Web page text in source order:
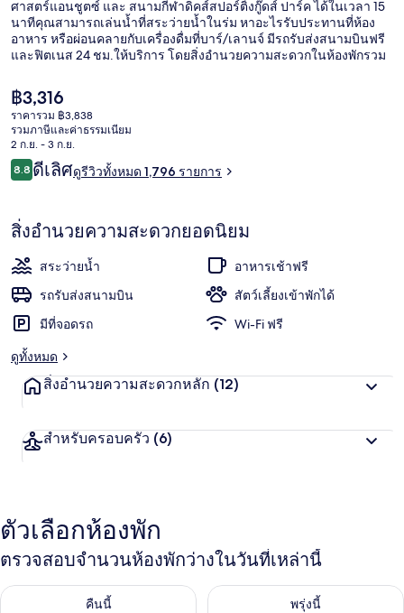
เดนเวอร์
ศาสตร์แอนชูตซ์ และ สนามกีฬาดิคส์สปอร์ติ้งกู๊ดส์ ปาร์ค ได้ในเวลา 15
นาทีคุณสามารถเล่นน้ำที่สระว่ายน้ำในร่ม หาอะไรรับประทานที่ห้อง
อาหาร หรือผ่อนคลายกับเครื่องดื่มที่บาร์/เลานจ์ มีรถรับส่งสนามบินฟรี
และฟิตเนส 24 ชม.ให้บริการ โดยสิ่งอำนวยความสะดวกในห้องพักรวม
ทำเล
ราคา
ปัจจุบัน
฿3,316
฿3,316
ราคารวม ฿3,838
รวมภาษีและค่าธรรมเนียม
2 ก.ย. - 3 ก.ย.
รีวิว
8.88.8 จาก 10
ดีเลิศดูรีวิวทั้งหมด 1,796 รายการ
สิ่งอำนวยความสะดวกยอดนิยม
สระว่ายน้ำ
อาหารเช้าฟรี
รถรับส่งสนามบิน
สัตว์เลี้ยงเข้าพักได้
มีที่จอดรถ
Wi-Fi ฟรี
ดูทั้งหมด
สิ่งอำนวยความสะดวกหลัก (12)
สำหรับครอบครัว (6)
ตัวเลือกห้องพัก
ตรวจสอบจำนวนห้องพักว่างในวันที่เหล่านี้
คืนนี้
ตรวจสอบจำนวนห้องพักว่างในคืนนี้ ส.ค. 9 - ส.ค. 10
พรุ่งนี้
ตรวจสอบจำนวนห้องพักว่างใน